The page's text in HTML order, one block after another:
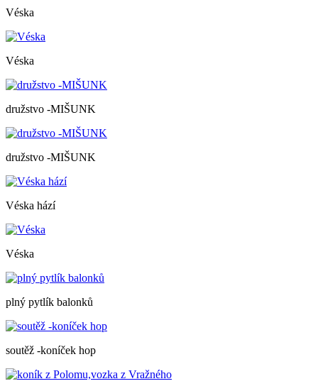
Véska
Véska
družstvo -MIŠUNK
družstvo -MIŠUNK
Véska hází
Véska
plný pytlík balonků
soutěž -koníček hop